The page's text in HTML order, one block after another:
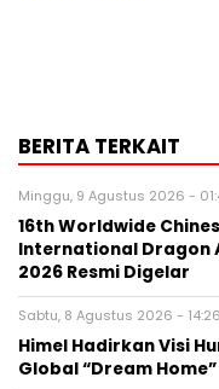
BERITA TERKAIT
Minggu, 9 Agustus 2026 -
16th Worldwide
International Dragon
2026 Resmi Digelar
Sabtu, 8 Agustus 2026 -
Himel Hadirkan Visi
Global “Dream Home”